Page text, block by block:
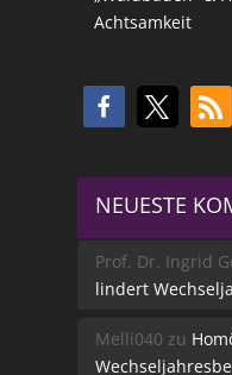
Achtsamkeit
NEUESTE
Prof. Dr. Ingrid
lindert
Melli040 zu